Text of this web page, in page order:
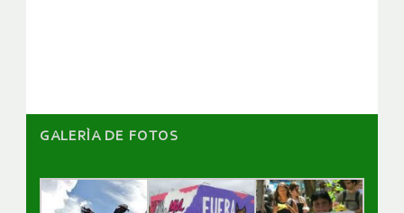
GALERÌA DE FOTOS